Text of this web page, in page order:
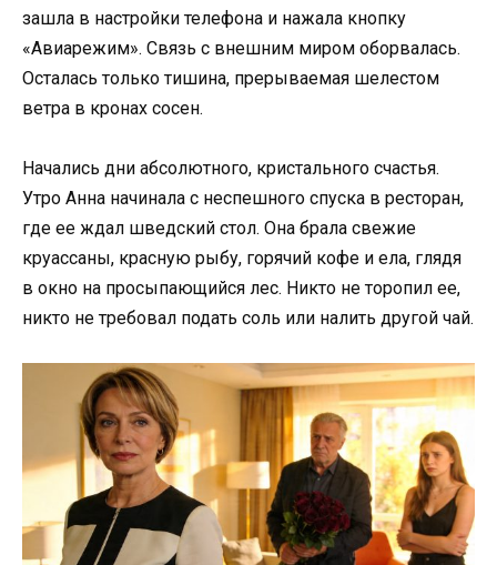
зашла в настройки телефона и нажала кнопку
«Авиарежим». Связь с внешним миром оборвалась.
Осталась только тишина, прерываемая шелестом
ветра в кронах сосен.
Начались дни абсолютного, кристального счастья.
Утро Анна начинала с неспешного спуска в ресторан,
где ее ждал шведский стол. Она брала свежие
круассаны, красную рыбу, горячий кофе и ела, глядя
в окно на просыпающийся лес. Никто не торопил ее,
никто не требовал подать соль или налить другой чай.